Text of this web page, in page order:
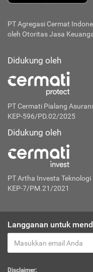
PT Agregasi Cermat
oleh Otoritas Jasa
Didukung oleh
PT Cermati Pialang
KEP-596/PD.02/2025
Didukung oleh
PT Artha Investa Teknologi
KEP-7/PM.21/2021
Langganan untuk
Disclaimer: